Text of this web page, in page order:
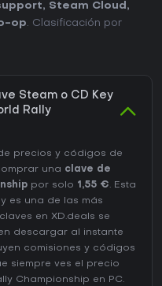
, Steam Cloud ,
op. Clasificación por
Steam o CD Key
Rally
precios y códigos de
una clave de
por solo 1,55 €. Esta
y es una de las más
en XD.deals se
descargar al instante
comisiones y códigos
siempre ves el precio
Championship en PC.